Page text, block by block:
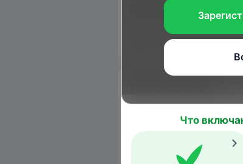
Каким растениям
Вьюнок, повой,
Количество
от климата места
Очень мелкие
Что